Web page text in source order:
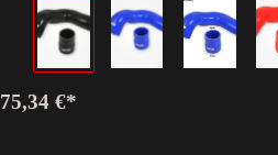
75,34 €*